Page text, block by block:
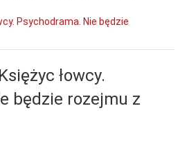
Psychodrama. Nie będzie
łowcy.
będzie rozejmu z